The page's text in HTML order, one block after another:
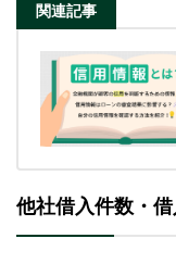
関連記事
他社借入件数・